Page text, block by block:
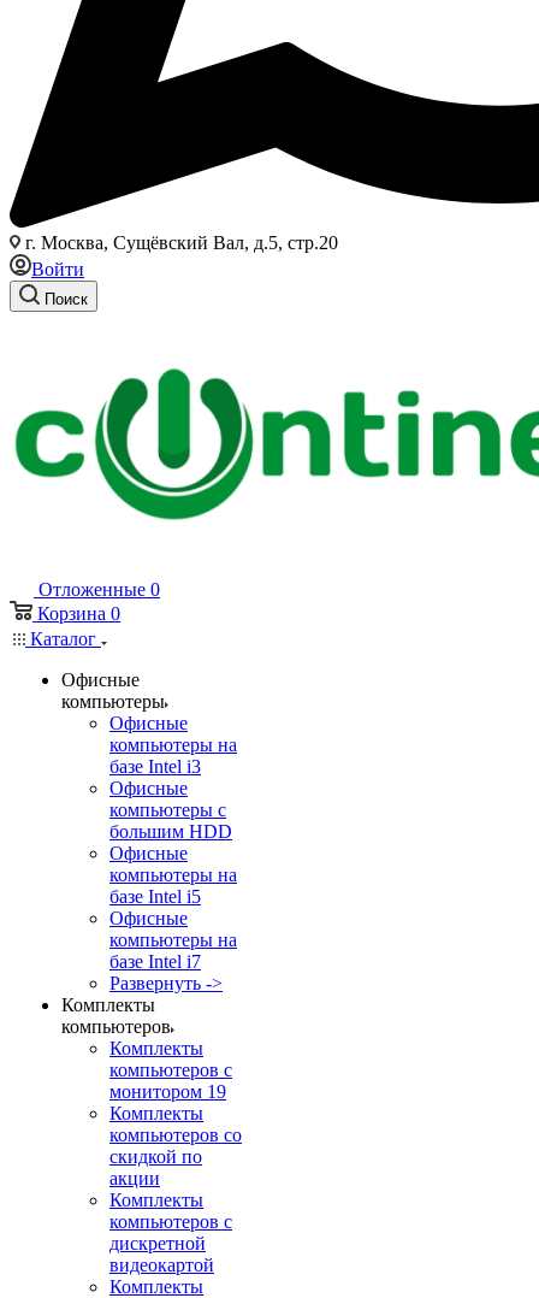
г. Москва, Сущёвский Вал, д.5, стр.20
Войти
Поиск
Отложенные 0
Корзина 0
Каталог
Офисные
компьютеры
Офисные
компьютеры на
базе Intel i3
Офисные
компьютеры с
большим HDD
Офисные
компьютеры на
базе Intel i5
Офисные
компьютеры на
базе Intel i7
Развернуть ->
Комплекты
компьютеров
Комплекты
компьютеров с
монитором 19
Комплекты
компьютеров со
скидкой по
акции
Комплекты
компьютеров с
дискретной
видеокартой
Комплекты